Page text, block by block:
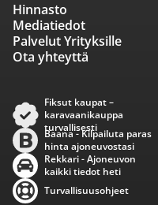
Hinnasto
Mediatiedot
Palvelut Yrityksille
Ota yhteyttä
Fiksut kaupat –
karavaanikauppa
turvallisesti
Baana - Kilpailuta paras
hinta ajoneuvostasi
Rekkari - Ajoneuvon
kaikki tiedot heti
Turvallisuusohjeet